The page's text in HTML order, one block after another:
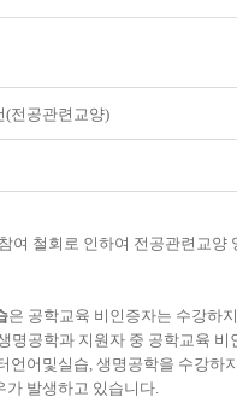
(전공관련교양)
여 철회로 인하여 전공관련교양
은 공학교육 비인증자는 수강하지
명공학과 지원자 중 공학교육
언어및실습, 생명공학을 수강하
발생하고 있습니다.